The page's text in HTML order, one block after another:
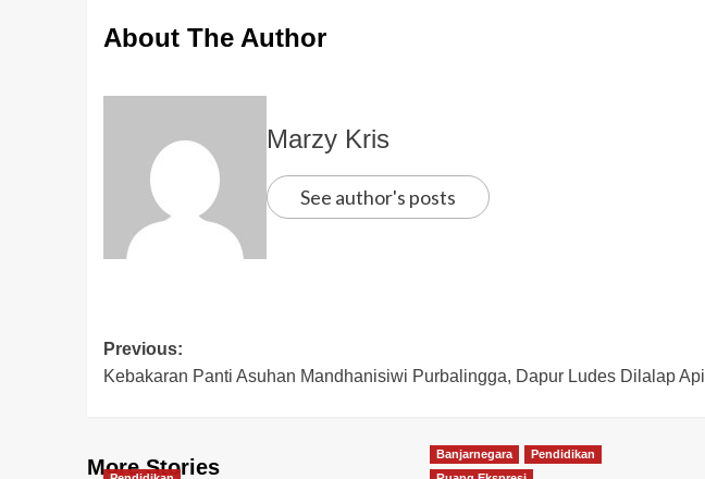
About The Author
Marzy Kris
See author's posts
Previous:
Kebakaran Panti Asuhan Mandhanisiwi Purbalingga, Dapur Ludes Dilalap Api
More Stories
Banjarnegara
Pendidikan